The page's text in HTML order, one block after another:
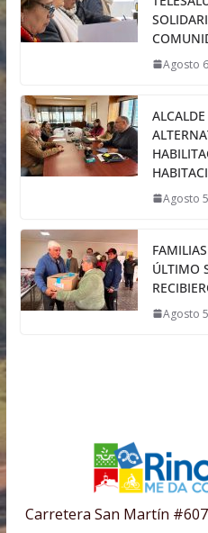
Agosto
Agosto
ÚLTIMO
Agosto
Carretera San Martín